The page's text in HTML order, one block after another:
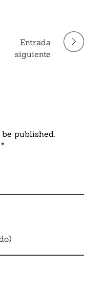
Entrada
siguiente
published.